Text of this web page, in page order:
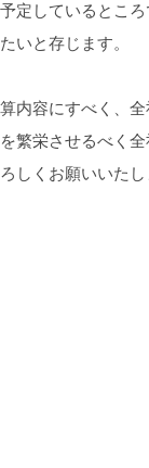
定しているところ
いと存じます。
内容にすべく、全
繁栄させるべく
しくお願いいた